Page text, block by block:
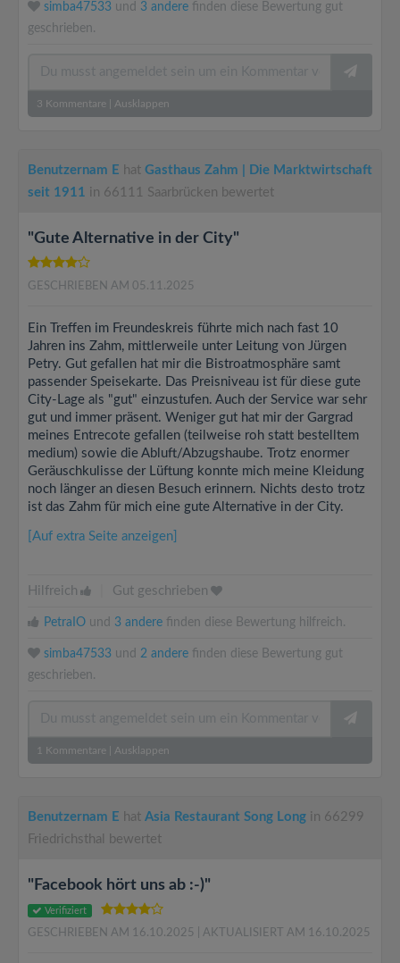
simba47533 und 3 andere finden diese Bewertung gut
geschrieben.
3 Kommentare Ausklappen
Benutzernam E hat Gasthaus Zahm | Die Marktwirtschaft
seit 1911 in 66111 Saarbrücken bewertet
"Gute Alternative in der City"
GESCHRIEBEN AM 05.11.2025
Ein Treffen im Freundeskreis führte mich nach fast 10
Jahren ins Zahm, mittlerweile unter Leitung von Jürgen
Petry. Gut gefallen hat mir die Bistroatmosphäre samt
passender Speisekarte. Das Preisniveau ist für diese gute
City-Lage als "gut" einzustufen. Auch der Service war sehr
gut und immer präsent. Weniger gut hat mir der Gargrad
meines Entrecote gefallen (teilweise roh statt bestelltem
medium) sowie die Abluft/Abzugshaube. Trotz enormer
Geräuschkulisse der Lüftung konnte mich meine Kleidung
noch länger an diesen Besuch erinnern. Nichts desto trotz
ist das Zahm für mich eine gute Alternative in der City.
[Auf extra Seite anzeigen]
Hilfreich Gut geschrieben
PetraIO und 3 andere finden diese Bewertung hilfreich.
simba47533 und 2 andere finden diese Bewertung gut
geschrieben.
1 Kommentare Ausklappen
Benutzernam E hat Asia Restaurant Song Long in 66299
Friedrichsthal bewertet
"Facebook hört uns ab :-)"
Verifiziert
GESCHRIEBEN AM 16.10.2025 | AKTUALISIERT AM 16.10.2025